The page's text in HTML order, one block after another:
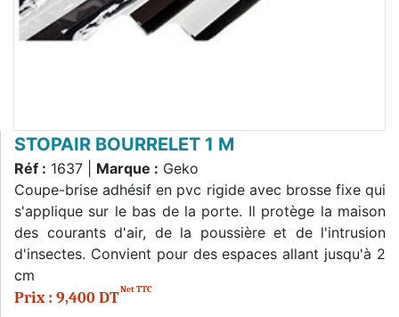
STOPAIR BOURRELET 1 M
Réf : 1637 | Marque : Geko
Coupe-brise adhésif en pvc rigide avec brosse fixe qui
s'applique sur le bas de la porte. Il protège la maison
des courants d'air, de la poussière et de l'intrusion
d'insectes. Convient pour des espaces allant jusqu'à 2
cm
Prix : 9,400 DTNet TTC